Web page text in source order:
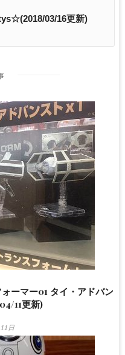
03/16更新)
ーマー01 タイ・アドバン
11更新)
日